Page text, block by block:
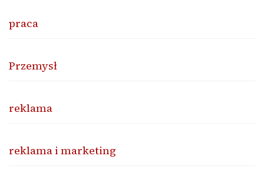
praca
Przemysł
reklama
reklama i marketing